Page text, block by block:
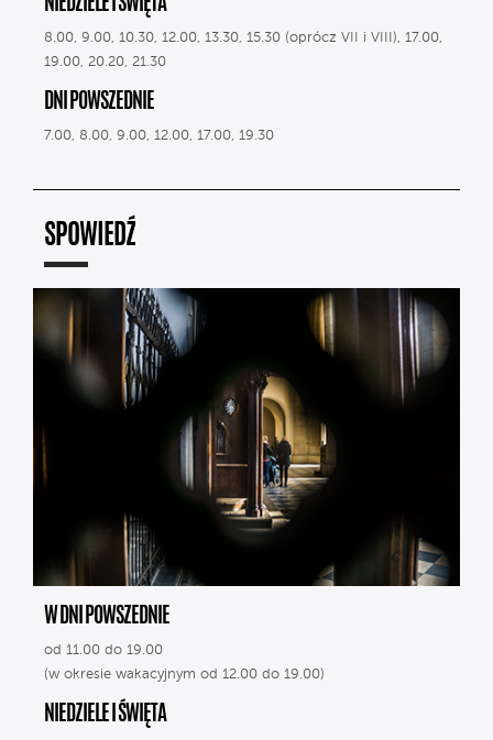
NIEDZIELE I ŚWIĘTA
8.00, 9.00, 10.30, 12.00, 13.30, 15.30 (oprócz VII i VIII), 17.00,
19.00, 20.20, 21.30
DNI POWSZEDNIE
7.00, 8.00, 9.00, 12.00, 17.00, 19.30
SPOWIEDŹ
W DNI POWSZEDNIE
od 11.00 do 19.00
(w okresie wakacyjnym od 12.00 do 19.00)
NIEDZIELE I ŚWIĘTA